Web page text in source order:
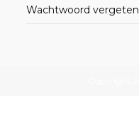
Wachtwoord vergeten